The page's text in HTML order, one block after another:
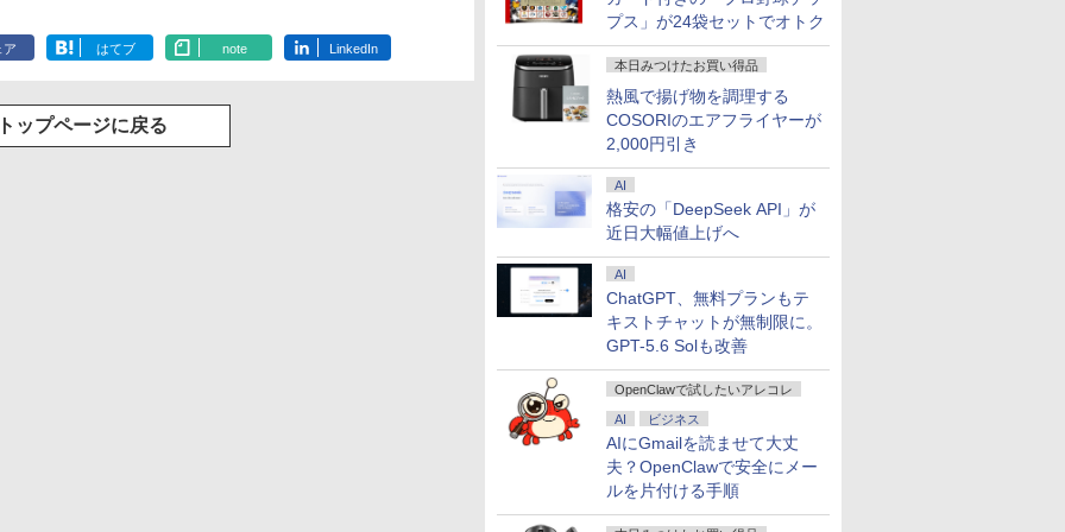
プス」が24袋セットでオトク
本日みつけたお買い得品
熱風で揚げ物を調理する
COSORIのエアフライヤーが
2,000円引き
AI
格安の「DeepSeek API」が
近日大幅値上げへ
AI
ChatGPT、無料プランもテ
キストチャットが無制限に。
GPT-5.6 Solも改善
OpenClawで試したいアレコレ
AI ビジネス
AIにGmailを読ませて大丈
夫？OpenClawで安全にメー
ルを片付ける手順
ア はてブ note LinkedIn
トップページに戻る